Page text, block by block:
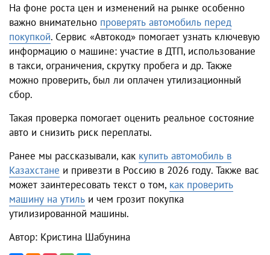
На фоне роста цен и изменений на рынке особенно
важно внимательно проверять автомобиль перед
покупкой. Сервис «Автокод» помогает узнать ключевую
информацию о машине: участие в ДТП, использование
в такси, ограничения, скрутку пробега и др. Также
можно проверить, был ли оплачен утилизационный
сбор.
Такая проверка помогает оценить реальное состояние
авто и снизить риск переплаты.
Ранее мы рассказывали, как купить автомобиль в
Казахстане и привезти в Россию в 2026 году. Также вас
может заинтересовать текст о том, как проверить
машину на утиль и чем грозит покупка
утилизированной машины.
Автор: Кристина Шабунина